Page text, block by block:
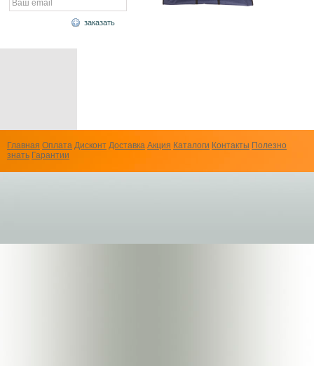
заказать
Главная Оплата Дисконт Доставка Акция Каталоги Контакты Полезно
знать Гарантии